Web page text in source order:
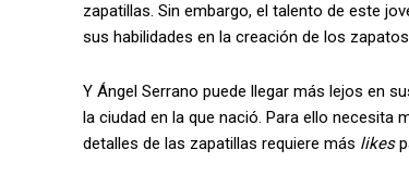
zapatillas. Sin embargo, el talento de este
sus habilidades en la creación de los
Y Ángel Serrano puede llegar más lejos en
la ciudad en la que nació. Para ello necesita
detalles de las zapatillas requiere más likes